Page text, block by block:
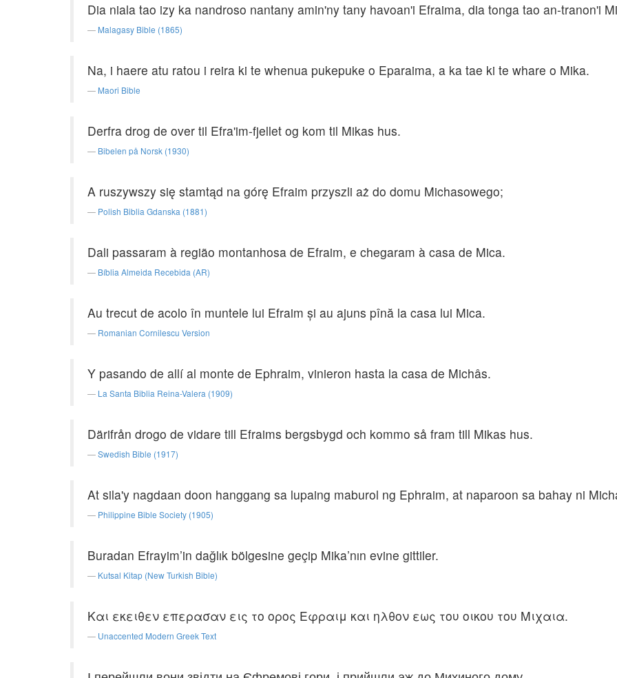
Dia niala tao izy ka nandroso nantany amin'ny tany havoan'i Efraima, dia tonga tao an-tranon'i
Malagasy Bible (1865)
Na, i haere atu ratou i reira ki te whenua pukepuke o Eparaima, a ka tae ki te whare o Mika.
Maori Bible
Derfra drog de over til Efra'im-fjellet og kom til Mikas hus.
Bibelen på Norsk (1930)
A ruszywszy się stamtąd na górę Efraim przyszli aż do domu Michasowego;
Polish Biblia Gdanska (1881)
Dali passaram à região montanhosa de Efraim, e chegaram à casa de Mica.
Bíblia Almeida Recebida (AR)
Au trecut de acolo în muntele lui Efraim şi au ajuns pînă la casa lui Mica.
Romanian Cornilescu Version
Y pasando de allí al monte de Ephraim, vinieron hasta la casa de Michâs.
La Santa Biblia Reina-Valera (1909)
Därifrån drogo de vidare till Efraims bergsbygd och kommo så fram till Mikas hus.
Swedish Bible (1917)
At sila'y nagdaan doon hanggang sa lupaing maburol ng Ephraim, at naparoon sa bahay ni
Philippine Bible Society (1905)
Buradan Efrayim’in dağlık bölgesine geçip Mika’nın evine gittiler.
Kutsal Kitap (New Turkish Bible)
Και εκειθεν επερασαν εις το ορος Εφραιμ και ηλθον εως του οικου του Μιχαια.
Unaccented Modern Greek Text